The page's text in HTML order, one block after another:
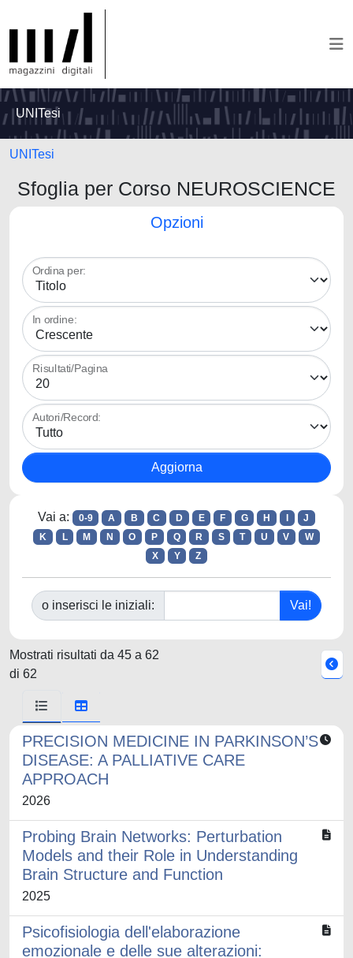
UNITesi
UNITesi
Sfoglia per Corso NEUROSCIENCE
Opzioni
Ordina per:
In ordine:
Risultati/Pagina
Autori/Record:
Vai a: 0-9 A B C D E F G H
J
K
L M N O P Q R S T U V
W
X
Y Z
o inserisci le iniziali:
Mostrati risultati da 45 a 62
di 62
PRECISION MEDICINE IN PARKINSON’S
DISEASE: A PALLIATIVE CARE
APPROACH
2026
Probing Brain Networks: Perturbation
Models and their Role in Understanding
Brain Structure and Function
2025
Psicofisiologia dell'elaborazione
emozionale e delle sue alterazioni: